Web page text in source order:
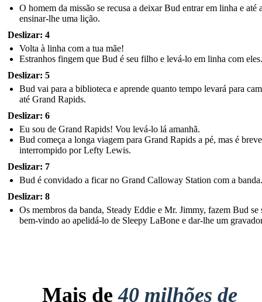
O homem da missão se recusa a deixar Bud entrar em linha e até
ensinar-lhe uma lição.
Deslizar: 4
Volta à linha com a tua mãe!
Estranhos fingem que Bud é seu filho e levá-lo em linha com eles.
Deslizar: 5
Bud vai para a biblioteca e aprende quanto tempo levará para
até Grand Rapids.
Deslizar: 6
Eu sou de Grand Rapids! Vou levá-lo lá amanhã.
Bud começa a longa viagem para Grand Rapids a pé, mas é
interrompido por Lefty Lewis.
Deslizar: 7
Bud é convidado a ficar no Grand Calloway Station com a banda.
Deslizar: 8
Os membros da banda, Steady Eddie e Mr. Jimmy, fazem Bud se
bem-vindo ao apelidá-lo de Sleepy LaBone e dar-lhe um
Mais de40 milhões de